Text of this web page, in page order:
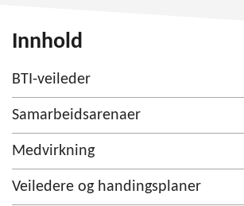
Innhold
BTI-veileder
Samarbeidsarenaer
Medvirkning
Veiledere og handingsplaner